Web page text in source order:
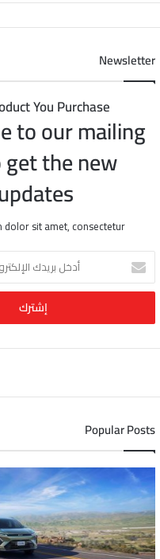
Newsletter
You Purchase
to our mailing
the new
dolor sit amet, consectetur.
خ
ب
ك
ل
ل
ت
ر
و
ن
Popular Posts